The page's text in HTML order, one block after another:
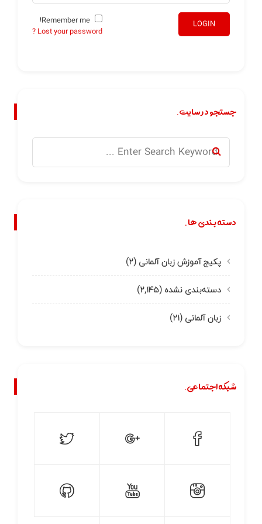
LOGIN
Lost your password ?
جستجو در سایت.
دسته بندی ها.
پکیج آموزش زبان آلمانی (۲)
دسته‌بندی نشده (۲,۱۴۵)
زبان آلمانی (۲۱)
شبکه اجتماعی.